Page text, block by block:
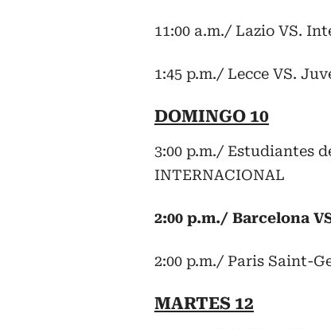
11:00 a.m./ Lazio VS.
1:45 p.m./ Lecce VS.
DOMINGO 10
3:00 p.m./ Estudiantes
INTERNACIONAL
2:00 p.m./ Barcelona
2:00 p.m./ Paris Saint-
MARTES 12